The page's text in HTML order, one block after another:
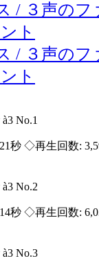
/ ３声のフ
ト
/ ３声のフ
ト
No.1
秒 ◇再生回数:
No.2
秒 ◇再生回数:
No.3